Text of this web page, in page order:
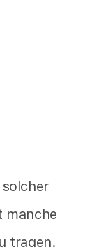
solcher
manche
tragen.